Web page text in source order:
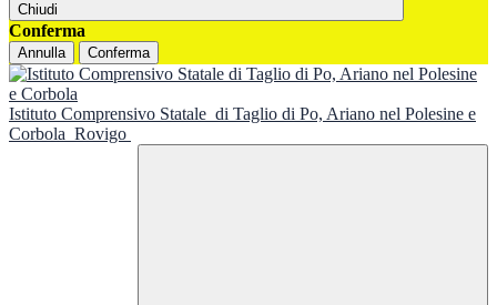
Chiudi
Conferma
Annulla Conferma
Istituto Comprensivo Statale di Taglio di Po, Ariano nel Polesine e
Corbola Rovigo